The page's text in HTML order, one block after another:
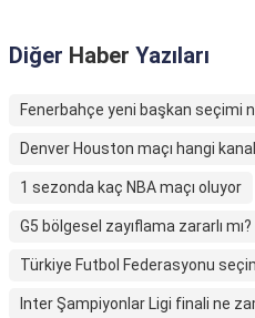
Diğer Haber Yazıları
Fenerbahçe yeni başkan seçimi
Denver Houston maçı hangi
1 sezonda kaç NBA maçı oluyor
G5 bölgesel zayıflama zararlı mı?
Türkiye Futbol Federasyonu
Inter Şampiyonlar Ligi finali ne